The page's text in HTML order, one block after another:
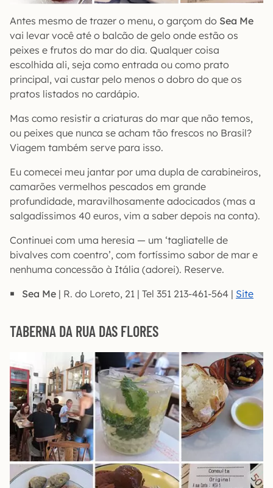
Antes mesmo de trazer o menu, o garçom do Sea Me
vai levar você até o balcão de gelo onde estão os
peixes e frutos do mar do dia. Qualquer coisa
escolhida ali, seja como entrada ou como prato
principal, vai custar pelo menos o dobro do que os
pratos listados no cardápio.
Mas como resistir a criaturas do mar que não temos,
ou peixes que nunca se acham tão frescos no Brasil?
Viagem também serve para isso.
Eu comecei meu jantar por uma dupla de carabineiros,
camarões vermelhos pescados em grande
profundidade, maravilhosamente adocicados (mas a
salgadíssimos 40 euros, vim a saber depois na conta).
Continuei com uma heresia — um ‘tagliatelle de
bivalves com coentro’, com fortíssimo sabor de mar e
nenhuma concessão à Itália (adorei). Reserve.
Sea Me | R. do Loreto, 21 | Tel 351 213-461-564 | Site
TABERNA DA RUA DAS FLORES